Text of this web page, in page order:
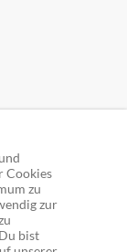
Cookies
zu
zur
bist